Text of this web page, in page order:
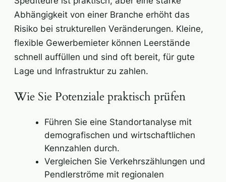
Abhängigkeit von einer Branche erhöht das
Risiko bei strukturellen Veränderungen. Kleine,
flexible Gewerbemieter können Leerstände
schnell auffüllen und sind oft bereit, für gute
Lage und Infrastruktur zu zahlen.
Wie Sie Potenziale praktisch prüfen
Führen Sie eine Standortanalyse mit
demografischen und wirtschaftlichen
Kennzahlen durch.
Vergleichen Sie Verkehrszählungen und
Pendlerströme mit regionalen